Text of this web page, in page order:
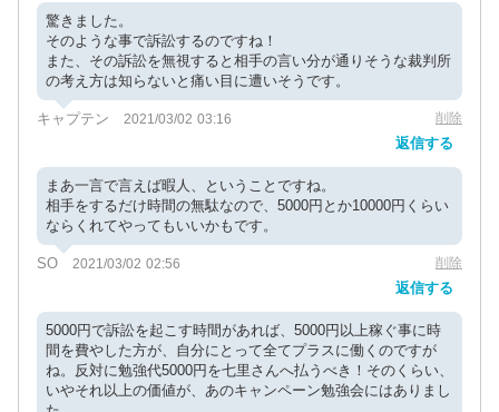
驚きました。
そのような事で訴訟するのですね！
また、その訴訟を無視すると相手の言い分が通りそうな裁判所
の考え方は知らないと痛い目に遭いそうです。
キャプテン 2021/03/02 03:16 削除
返信する
まあ一言で言えば暇人、ということですね。
相手をするだけ時間の無駄なので、5000円とか10000円くらい
ならくれてやってもいいかもです。
SO 2021/03/02 02:56 削除
返信する
5000円で訴訟を起こす時間があれば、5000円以上稼ぐ事に時
間を費やした方が、自分にとって全てプラスに働くのですが
ね。反対に勉強代5000円を七里さんへ払うべき！そのくらい、
いやそれ以上の価値が、あのキャンペーン勉強会にはありまし